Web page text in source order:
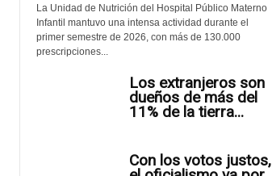
La Unidad de Nutrición del Hospital Público Materno
Infantil mantuvo una intensa actividad durante el
primer semestre de 2026, con más de 130.000
prescripciones...
Los extranjeros son
dueños de más del
11% de la tierra...
Con los votos justos,